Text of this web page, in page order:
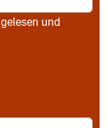
gelesen und